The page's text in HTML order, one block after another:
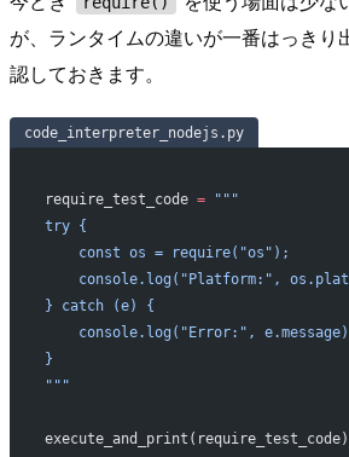
が、ランタイムの違いが一番はっきり
認しておきます。
code_interpreter_nodejs.py
require_test_code = """
try {
    const os = require("os");
console.log("Platform:",
} catch (e) {
console.log("Error:",
}
"""
execute_and_print(require_test_code)